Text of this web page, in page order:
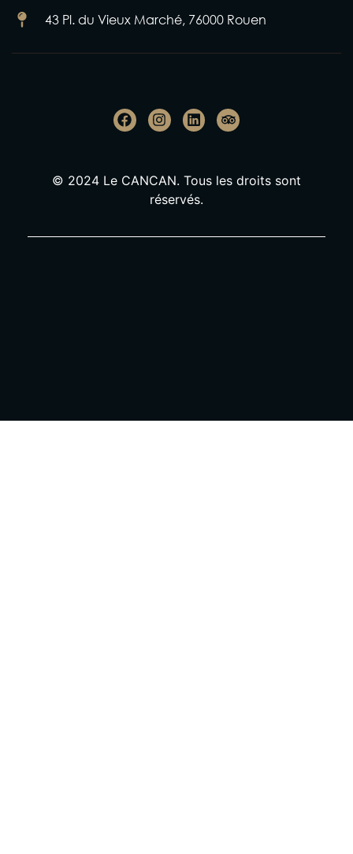
43 Pl. du Vieux Marché, 76000 Rouen
© 2024 Le CANCAN. Tous les droits sont
réservés.